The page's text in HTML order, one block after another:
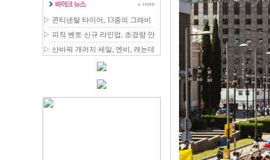
▷ 콘티넨탈 타이어, 13종의 그래비
티 MTB 라인업 확장
▷ 피직 벤토 신규 라인업, 초경량 안
장 국내 출시
▷ 산바픽 개러지 세일, 엔비, 캐논데